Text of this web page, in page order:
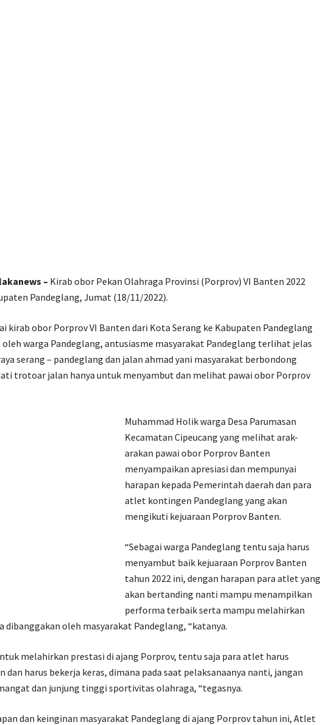
– Kirab obor Pekan Olahraga Provinsi (Porprov) VI Banten 2022
Pandeglang, Jumat (18/11/2022).
kirab obor Porprov VI Banten dari Kota Serang ke Kabupaten Pandeglang
warga Pandeglang, antusiasme masyarakat Pandeglang terlihat jelas
serang – pandeglang dan jalan ahmad yani masyarakat berbondong
trotoar jalan hanya untuk menyambut dan melihat pawai obor Porprov
Muhammad Holik warga Desa Parumasan
Kecamatan Cipeucang yang melihat arak-
arakan pawai obor Porprov Banten
menyampaikan apresiasi dan mempunyai
harapan kepada Pemerintah daerah dan para
atlet kontingen Pandeglang yang akan
mengikuti kejuaraan Porprov Banten.
“Sebagai warga Pandeglang tentu saja harus
menyambut baik kejuaraan Porprov Banten
tahun 2022 ini, dengan harapan para atlet yang
akan bertanding nanti mampu menampilkan
performa terbaik serta mampu melahirkan
dibanggakan oleh masyarakat Pandeglang, “katanya.
melahirkan prestasi di ajang Porprov, tentu saja para atlet harus
dan harus bekerja keras, dimana pada saat pelaksanaanya nanti, jangan
dan junjung tinggi sportivitas olahraga, “tegasnya.
dan keinginan masyarakat Pandeglang di ajang Porprov tahun ini, Atlet